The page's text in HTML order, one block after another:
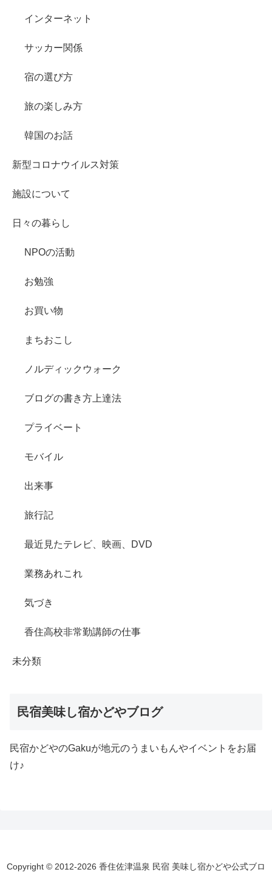
インターネット
サッカー関係
宿の選び方
旅の楽しみ方
韓国のお話
新型コロナウイルス対策
施設について
日々の暮らし
NPOの活動
お勉強
お買い物
まちおこし
ノルディックウォーク
ブログの書き方上達法
プライベート
モバイル
出来事
旅行記
最近見たテレビ、映画、DVD
業務あれこれ
気づき
香住高校非常勤講師の仕事
未分類
民宿美味し宿かどやブログ
民宿かどやのGakuが地元のうまいもんやイベントをお届
け♪
Copyright © 2012-2026 香住佐津温泉 民宿 美味し宿かどや公式ブロ